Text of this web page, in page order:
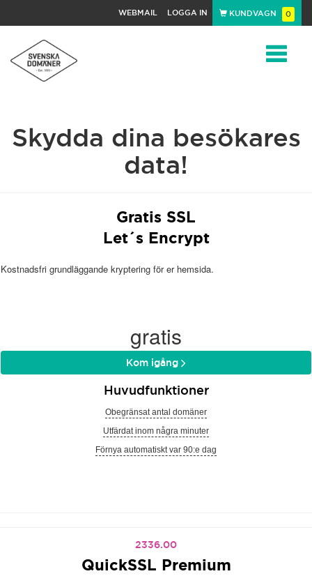
WEBMAIL LOGGA IN KUNDVAGN 0
Skydda dina besökares
data!
Gratis SSL
Let´s Encrypt
Kostnadsfri grundläggande kryptering för er hemsida.
gratis
Kom igång
Huvudfunktioner
Obegränsat antal domäner
Utfärdat inom några minuter
Förnya automatiskt var 90:e dag
2336.00
QuickSSL Premium